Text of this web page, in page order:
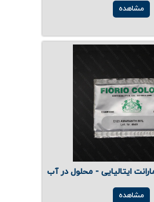
مشاهده
ایتالیایی - محلول در آب
مشاهده